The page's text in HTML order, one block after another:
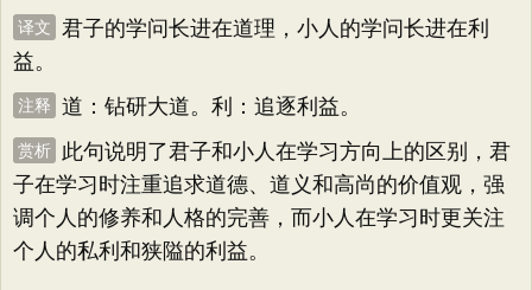
译文
君子的学问长进在道理，小人的学问长进在利
益。
注释 道：钻研大道。利：追逐利益。
赏析
此句说明了君子和小人在学习方向上的区别，君
子在学习时注重追求道德、道义和高尚的价值观，强
调个人的修养和人格的完善，而小人在学习时更关注
个人的私利和狭隘的利益。